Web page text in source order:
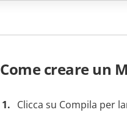
Come creare un
Clicca su Compila per